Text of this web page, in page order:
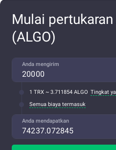
Mulai
(ALGO)
Anda mengirim
1 TRX ~ 3.711854 ALGO Tingkat
Semua biaya termasuk
Anda mendapatkan